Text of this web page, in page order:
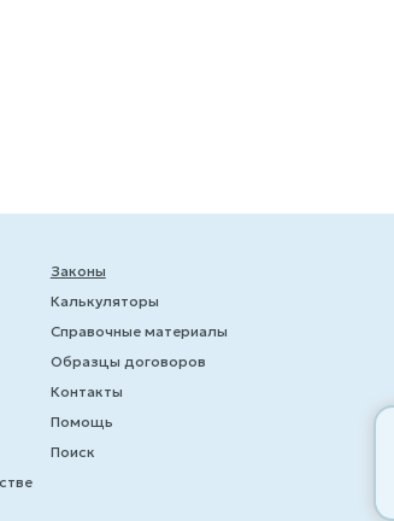
Законы
Калькуляторы
Справочные материалы
Образцы договоров
Контакты
Помощь
Поиск